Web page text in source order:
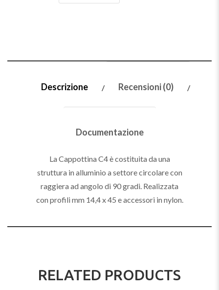
Descrizione Recensioni (0)
Documentazione
La Cappottina C4 è costituita da una
struttura in alluminio a settore circolare con
raggiera ad angolo di 90 gradi. Realizzata
con profili mm 14,4 x 45 e accessori in nylon.
RELATED PRODUCTS